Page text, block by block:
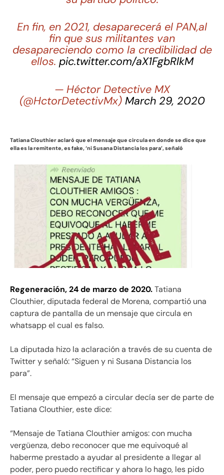
En fin, en 2021, desaparecerá el PAN,al
fin que sus militantes van
desapareciendo como la credibilidad de
ellos. pic.twitter.com/aX1FgbRlkM
— Héctor Detective MX
(@HctorDetectivMx) March 29, 2020
Tatiana Clouthier aclaró que el mensaje que circula en donde se dice que
ella esla remitente, es fake, ‘ni Susana Distancia los para’, señaló
Regeneración, 24 de marzo de 2020.Tatiana
Clouthier, diputada federal de Morena, compartió una
captura de pantalla de un mensaje que circula en
whatsapp el cual es falso.
La diputada hizo la aclaración a través de su cuenta de
Twitter y señaló: “Siguen y ni Susana Distancia los
para”.
El mensaje que empezó a circular decía ser de parte de
Tatiana Clouthier, este dice:
“Mensaje de Tatiana Clouthier amigos: con mucha
vergüenza, debo reconocer que me equivoqué al
haberme prestado a ayudar al presidente a llegar al
poder, pero puedo rectificar y ahora lo hago, les pido